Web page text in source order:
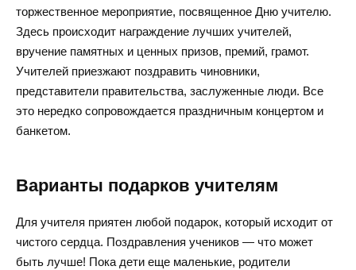
торжественное мероприятие, посвященное Дню учителю.
Здесь происходит награждение лучших учителей,
вручение памятных и ценных призов, премий, грамот.
Учителей приезжают поздравить чиновники,
представители правительства, заслуженные люди. Все
это нередко сопровождается праздничным концертом и
банкетом.
Варианты подарков учителям
Для учителя приятен любой подарок, который исходит от
чистого сердца. Поздравления учеников — что может
быть лучше! Пока дети еще маленькие, родители